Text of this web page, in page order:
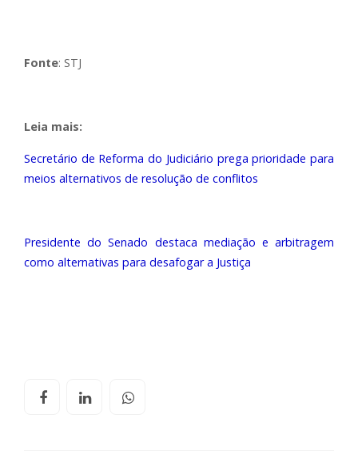
Fonte: STJ
Leia mais:
Secretário de Reforma do Judiciário prega prioridade para
meios alternativos de resolução de conflitos
Presidente do Senado destaca mediação e arbitragem
como alternativas para desafogar a Justiça